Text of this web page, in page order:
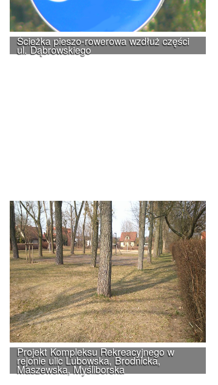
Ścieżka pieszo-rowerowa wzdłuż części
ul. Dąbrowskiego
Projekt Kompleksu Rekreacyjnego w
rejonie ulic Lubowska, Brodnicka,
Maszewska, Myśliborska